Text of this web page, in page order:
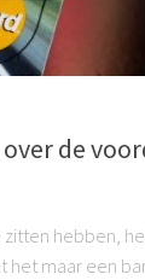
de
zitten hebben,
maar een